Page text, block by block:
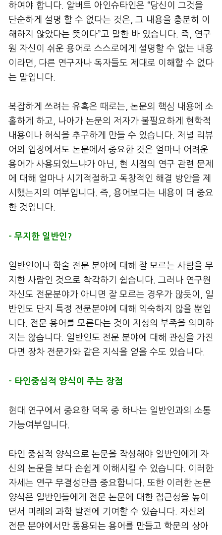
하여야 합니다. 알버트 아인슈타인은 “당신이 그것을
단순하게 설명 할 수 없다는 것은, 그 내용을 충분히 이
해하지 않았다는 뜻이다”고 말한 바 있습니다. 즉, 연구
원 자신이 쉬운 용어로 스스로에게 설명할 수 없는 내용
이라면, 다른 연구자나 독자들도 제대로 이해할 수 없다
는 말입니다.
복잡하게 쓰려는 유혹은 때로는, 논문의 핵심 내용에 소
홀하게 하고, 나아가 논문의 저자가 불필요하게 현학적
내용이나 허식을 추구하게 만들 수 있습니다. 저널 리뷰
어의 입장에서도 논문에서 중요한 것은 얼마나 어려운
용어가 사용되었느냐가 아닌, 현 시점의 연구 관련 문제
에 대해 얼마나 시기적절하고 독창적인 해결 방안을 제
시했는지의 여부입니다. 즉, 용어보다는 내용이 더 중요
한 것입니다.
– 무지한 일반인?
일반인이나 학술 전문 분야에 대해 잘 모르는 사람을 무
지한 사람인 것으로 착각하기 쉽습니다. 그러나 연구원
자신도 전문분야가 아니면 잘 모르는 경우가 많듯이, 일
반인도 단지 특정 전문분야에 대해 익숙하지 않을 뿐입
니다. 전문 용어를 모른다는 것이 지성의 부족을 의미하
지는 않습니다. 일반인도 전문 분야에 대해 관심을 가진
다면 장차 전문가와 같은 지식을 얻을 수도 있습니다.
– 타인중심적 양식이 주는 장점
현대 연구에서 중요한 덕목 중 하나는 일반인과의 소통
가능여부입니다.
타인 중심적 양식으로 논문을 작성해야 일반인에게 자
신의 논문을 보다 손쉽게 이해시킬 수 있습니다. 이러한
자세는 연구 무결성만큼 중요합니다. 또한 이러한 논문
양식은 일반인들에게 전문 논문에 대한 접근성을 높이
면서 미래의 과학 발전에 기여할 수 있습니다. 자신의
전문 분야에서만 통용되는 용어를 만들고 학문의 상아